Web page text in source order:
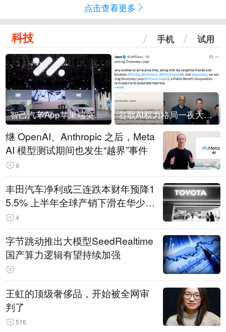
点击查看更多
科技 手机 试用
智己汽车App苹果端突然“下架” 谷歌AI权力格局一夜大洗牌
继 OpenAI、Anthropic 之后，Meta
AI 模型测试期间也发生“越界”事件
9
丰田汽车净利或三连跌本财年预降1
5.5% 上半年全球产销下滑在华少卖
14.3万辆
4
字节跳动推出大模型SeedRealtime
国产算力逻辑有望持续加强
王虹的顶级奢侈品，开始被全网审
判了
516